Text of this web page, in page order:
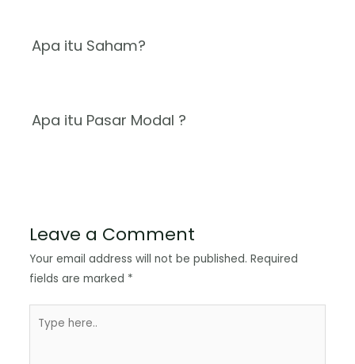
Apa itu Saham?
Apa itu Pasar Modal ?
Leave a Comment
Your email address will not be published. Required
fields are marked *